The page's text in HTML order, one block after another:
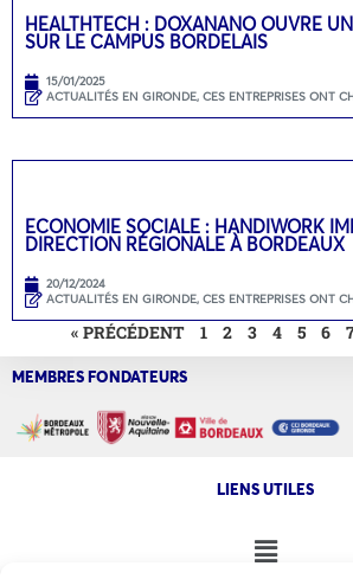
HEALTHTECH : DOXANANO OUVRE
SUR LE CAMPUS BORDELAIS
15/01/2025
ACTUALITÉS EN GIRONDE, CES ENTREPRISES ONT
ECONOMIE SOCIALE : HANDIWORK
DIRECTION RÉGIONALE À BORDEAUX
20/12/2024
ACTUALITÉS EN GIRONDE, CES ENTREPRISES ONT
« PRÉCÉDENT 1 2 3 4 5 6
MEMBRES FONDATEURS
LIENS UTILES